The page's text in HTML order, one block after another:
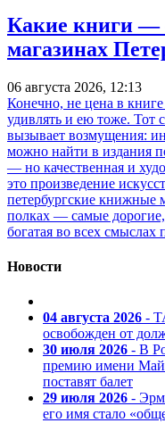
Какие книги —
магазинах
06 августа 2026, 12:13
Конечно, не цена в
удивлять и ею тоже. Тот
вызывает возмущения:
можно найти в издания
— но качественная и
это произведение
петербургские книжные
полках — самые
богатая во всех смыслах
Новости
04 августа 2026 -
освобожден от
30 июля 2026 - В
премию имени
поставят балет
29 июля 2026 -
его имя стало